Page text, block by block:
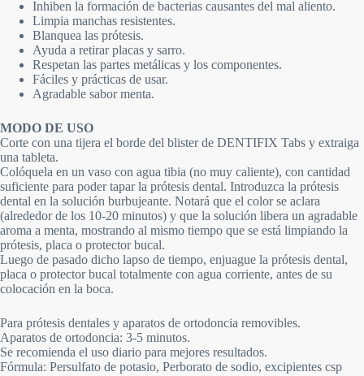
Inhiben la formación de bacterias causantes del mal aliento.
Limpia manchas resistentes.
Blanquea las prótesis.
Ayuda a retirar placas y sarro.
Respetan las partes metálicas y los componentes.
Fáciles y prácticas de usar.
Agradable sabor menta.
MODO DE USO
Corte con una tijera el borde del blister de DENTIFIX Tabs y extraiga
una tableta.
Colóquela en un vaso con agua tibia (no muy caliente), con cantidad
suficiente para poder tapar la prótesis dental. Introduzca la prótesis
dental en la solución burbujeante. Notará que el color se aclara
(alrededor de los 10-20 minutos) y que la solución libera un agradable
aroma a menta, mostrando al mismo tiempo que se está limpiando la
prótesis, placa o protector bucal.
Luego de pasado dicho lapso de tiempo, enjuague la prótesis dental,
placa o protector bucal totalmente con agua corriente, antes de su
colocación en la boca.
Para prótesis dentales y aparatos de ortodoncia removibles.
Aparatos de ortodoncia: 3-5 minutos.
Se recomienda el uso diario para mejores resultados.
Fórmula: Persulfato de potasio, Perborato de sodio, excipientes csp